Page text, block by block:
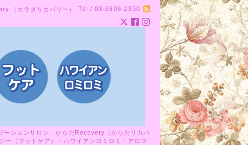
（カラダリカバリー） Tel / 03-6806-2350
ーションサロン、からだRecovery（からだリカバ
ー（フットケア）・ハワイアンロミロミ・アロマ